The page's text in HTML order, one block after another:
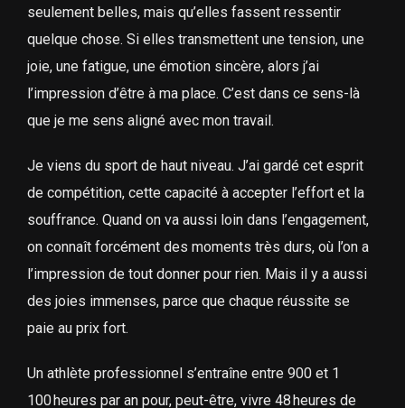
seulement belles, mais qu’elles fassent ressentir
quelque chose. Si elles transmettent une tension, une
joie, une fatigue, une émotion sincère, alors j’ai
l’impression d’être à ma place. C’est dans ce sens-là
que je me sens aligné avec mon travail.
Je viens du sport de haut niveau. J’ai gardé cet esprit
de compétition, cette capacité à accepter l’effort et la
souffrance. Quand on va aussi loin dans l’engagement,
on connaît forcément des moments très durs, où l’on a
l’impression de tout donner pour rien. Mais il y a aussi
des joies immenses, parce que chaque réussite se
paie au prix fort.
Un athlète professionnel s’entraîne entre 900 et 1
100 heures par an pour, peut-être, vivre 48 heures de